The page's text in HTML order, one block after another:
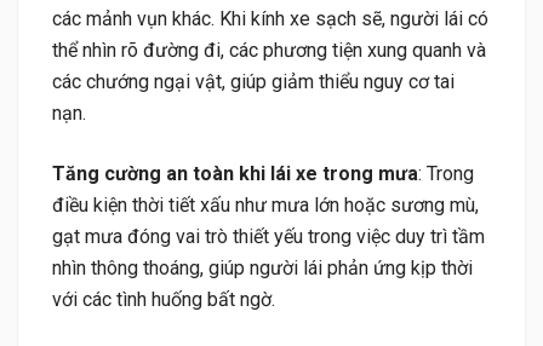
các mảnh vụn khác. Khi kính xe sạch sẽ, người lái có
thể nhìn rõ đường đi, các phương tiện xung quanh và
các chướng ngại vật, giúp giảm thiểu nguy cơ tai
nạn.
Tăng cường an toàn khi lái xe trong mưa: Trong
điều kiện thời tiết xấu như mưa lớn hoặc sương mù,
gạt mưa đóng vai trò thiết yếu trong việc duy trì tầm
nhìn thông thoáng, giúp người lái phản ứng kịp thời
với các tình huống bất ngờ.